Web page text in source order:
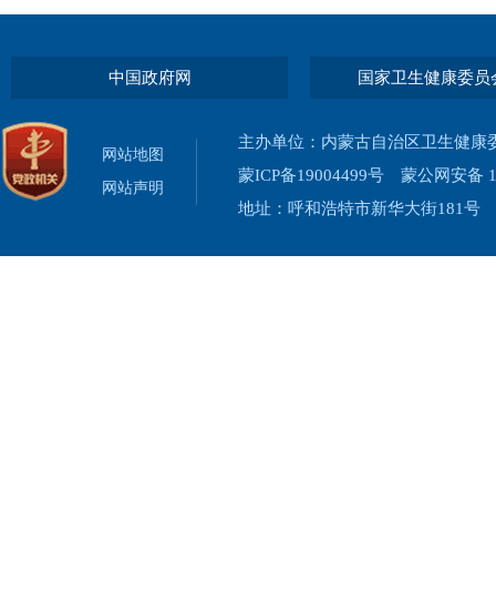
中国政府网 国家卫生健康委员
网站地图
网站声明
主办单位：内蒙古自治区卫生健
蒙ICP备19004499号
蒙公网安备
地址：呼和浩特市新华大街181